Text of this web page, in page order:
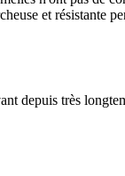
et résistante
depuis très